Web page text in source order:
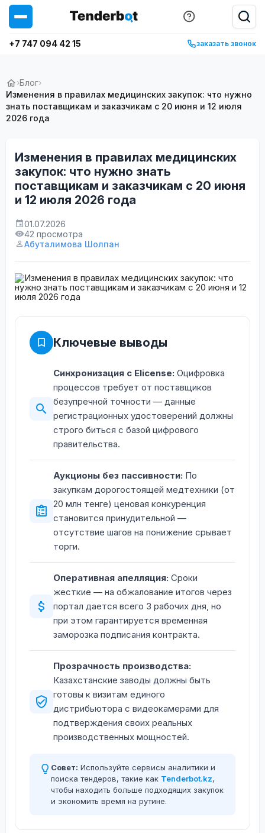
+7 747 094 42 15 заказать звонок
›Блог›
Изменения в правилах медицинских закупок: что нужно
знать поставщикам и заказчикам с 20 июня и 12 июля
2026 года
Изменения в правилах медицинских
закупок: что нужно знать
поставщикам и заказчикам с 20 июня
и 12 июля 2026 года
01.07.2026
42 просмотра
Абуталимова Шолпан
Ключевые выводы
Синхронизация с Elicense: Оцифровка
процессов требует от поставщиков
безупречной точности — данные
регистрационных удостоверений должны
строго биться с базой цифрового
правительства.
Аукционы без пассивности: По
закупкам дорогостоящей медтехники (от
20 млн тенге) ценовая конкуренция
становится принудительной —
отсутствие шагов на понижение срывает
торги.
Оперативная апелляция: Сроки
жесткие — на обжалование итогов через
портал дается всего 3 рабочих дня, но
при этом гарантируется временная
заморозка подписания контракта.
Прозрачность производства:
Казахстанские заводы должны быть
готовы к визитам единого
дистрибьютора с видеокамерами для
подтверждения своих реальных
производственных мощностей.
Совет: Используйте сервисы аналитики и
поиска тендеров, такие как Tenderbot.kz,
чтобы находить больше подходящих закупок
и экономить время на рутине.